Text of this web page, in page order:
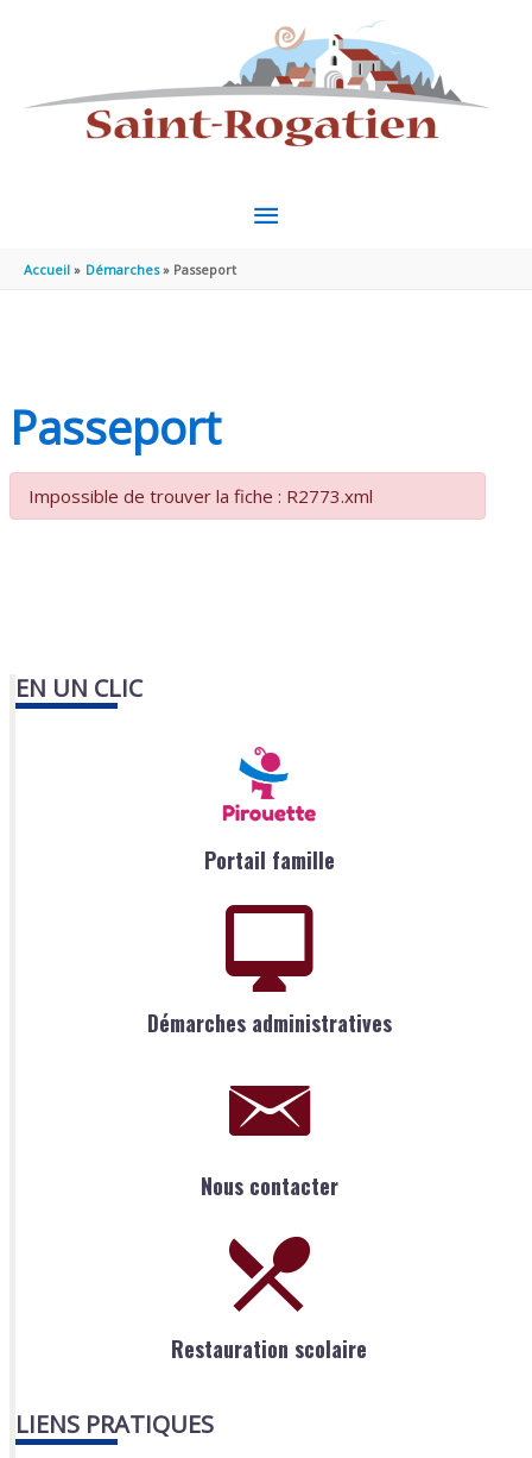
MENU
Accueil Démarches Passeport
Passeport
Impossible de trouver la fiche : R2773.xml
EN UN CLIC
Portail famille
Démarches administratives
Nous contacter
Restauration scolaire
LIENS PRATIQUES